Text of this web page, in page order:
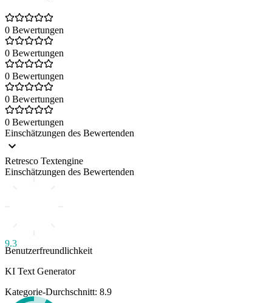
0 Bewertungen
0 Bewertungen
0 Bewertungen
0 Bewertungen
0 Bewertungen
Einschätzungen des Bewertenden
Retresco Textengine
Einschätzungen des Bewertenden
9.3
Benutzerfreundlichkeit
KI Text Generator
Kategorie-Durchschnitt: 8.9